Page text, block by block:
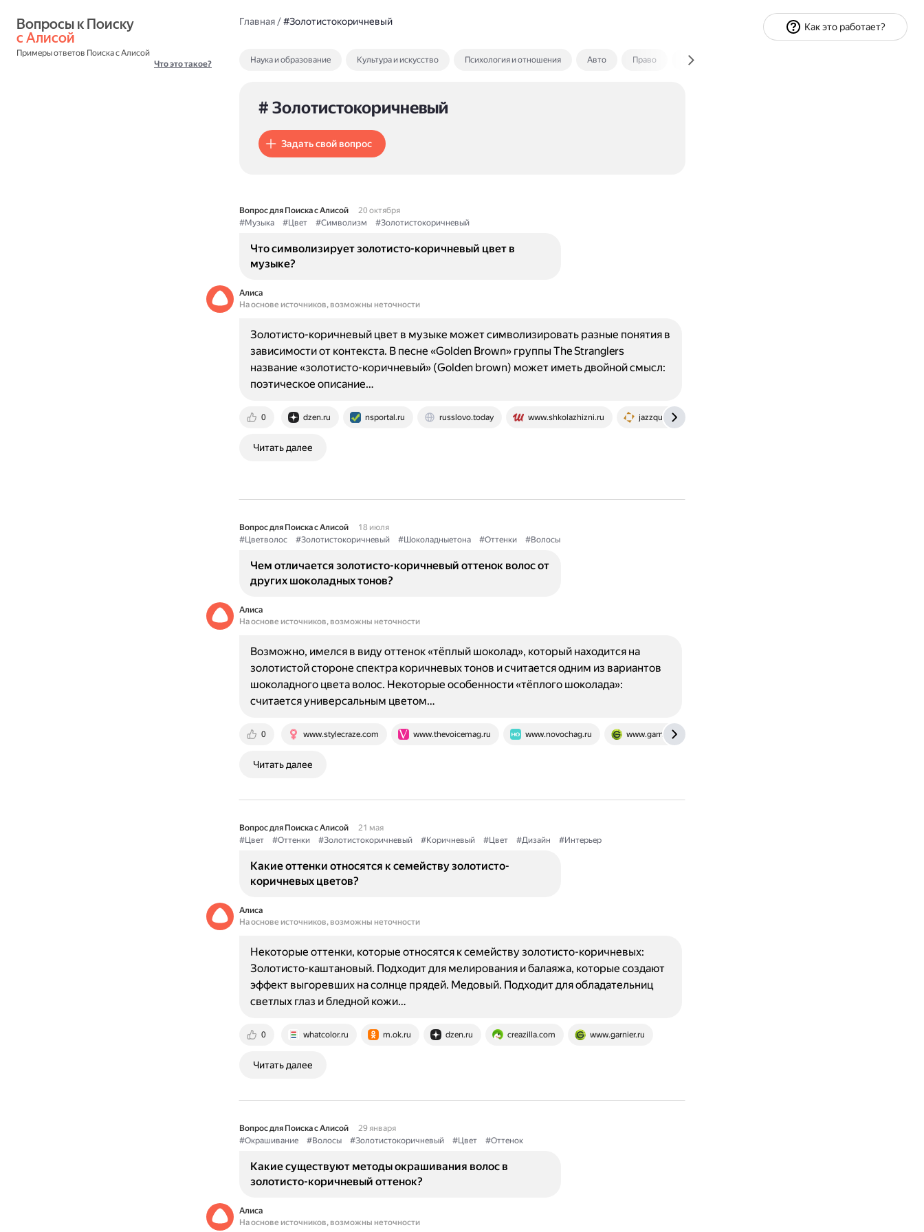
с Алисой
Примеры ответов Поиска с Алисой
Что это такое?
Главная/#Золотистокоричневый
Наука и образование Культура и искусство Психология и отношения Авто Право Экономика и финансы
# Золотистокоричневый
Задать свой вопрос
Вопрос для Поиска с Алисой
20 октября
#Музыка
#Цвет #Символизм #Золотистокоричневый
Что символизирует золотисто-коричневый цвет в
музыке?
Алиса
На основе источников, возможны неточности
0 dzen.ru nsportal.ru russlovo.today www.shkolazhizni.ru jazzquad.ru
Золотисто-коричневый цвет в музыке может символизировать разные понятия в
зависимости от контекста. В песне «Golden Brown» группы The Stranglers
название «золотисто-коричневый» (Golden brown) может иметь двойной смысл:
поэтическое описание…
Читать далее
Вопрос для Поиска с Алисой
18 июля
#Цветволос
#Золотистокоричневый #Шоколадныетона #Оттенки #Волосы
Чем отличается золотисто-коричневый оттенок волос от
других шоколадных тонов?
Алиса
На основе источников, возможны неточности
0 www.stylecraze.com www.thevoicemag.ru www.novochag.ru www.garnier.ru
Возможно, имелся в виду оттенок «тёплый шоколад», который находится на
золотистой стороне спектра коричневых тонов и считается одним из вариантов
шоколадного цвета волос. Некоторые особенности «тёплого шоколада»:
считается универсальным цветом…
Читать далее
Вопрос для Поиска с Алисой
21 мая
#Цвет
#Оттенки #Золотистокоричневый #Коричневый #Цвет #Дизайн #Интерьер
Какие оттенки относятся к семейству золотисто-
коричневых цветов?
Алиса
На основе источников, возможны неточности
0 whatcolor.ru m.ok.ru dzen.ru creazilla.com www.garnier.ru
Некоторые оттенки, которые относятся к семейству золотисто-коричневых:
Золотисто-каштановый. Подходит для мелирования и балаяжа, которые создают
эффект выгоревших на солнце прядей. Медовый. Подходит для обладательниц
светлых глаз и бледной кожи…
Читать далее
Вопрос для Поиска с Алисой
29 января
#Окрашивание
#Волосы #Золотистокоричневый #Цвет #Оттенок
Какие существуют методы окрашивания волос в
золотисто-коричневый оттенок?
Алиса
На основе источников, возможны неточности
Как это работает?